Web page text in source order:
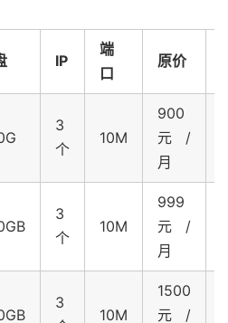
IP
端
口
原价
3
个
10M
900
元/
月
3
个
10M
999
元/
月
3
10M
1500
元/